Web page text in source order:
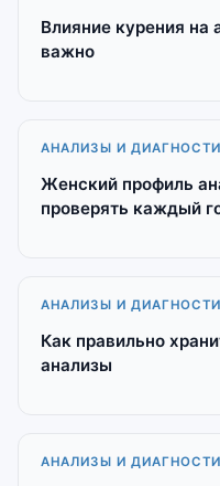
Влияние курения на
важно
АНАЛИЗЫ И
Женский профиль
проверять каждый
АНАЛИЗЫ И
Как правильно
анализы
АНАЛИЗЫ И